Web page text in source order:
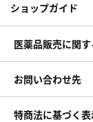
ショップガイド
医薬品販売に関
お問い合わせ先
特商法に基づく